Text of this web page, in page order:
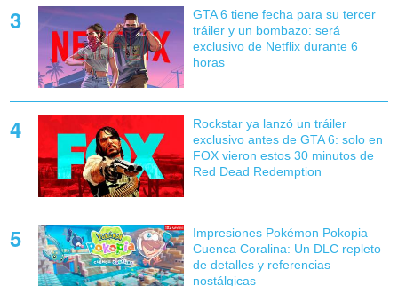
GTA 6 tiene fecha para su tercer
tráiler y un bombazo: será
exclusivo de Netflix durante 6
horas
Rockstar ya lanzó un tráiler
exclusivo antes de GTA 6: solo en
FOX vieron estos 30 minutos de
Red Dead Redemption
Impresiones Pokémon Pokopia
Cuenca Coralina: Un DLC repleto
de detalles y referencias
nostálgicas